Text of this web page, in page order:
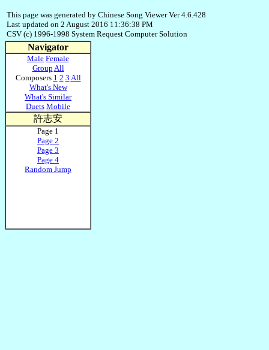
This page was generated by Chinese Song Viewer Ver 4.6.428
Last updated on 2 August 2016 11:36:38 PM
CSV (c) 1996-1998 System Request Computer Solution
Navigator
Male Female
Group All
Composers 1 2 3 All
What's New
What's Similar
Duets Mobile
許志安
Page 1
Page 2
Page 3
Page 4
Random Jump